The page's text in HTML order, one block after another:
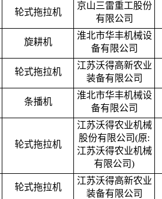
轮式拖拉机
京山三雷重工股份
有限公司
旋耕机
淮北市华丰机械设
备有限公司
轮式拖拉机
江苏沃得高新农业
装备有限公司
条播机
淮北市华丰机械设
备有限公司
轮式拖拉机
江苏沃得农业机械
股份有限公司(原:
江苏沃得农业机械
有限公司)
轮式拖拉机
江苏沃得高新农业
装备有限公司